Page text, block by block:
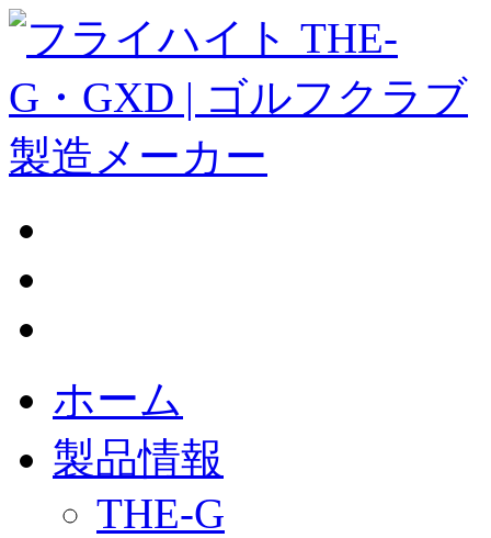
ホーム
製品情報
THE-G